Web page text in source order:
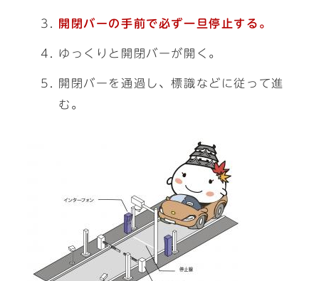
開閉バーの手前で必ず一旦停止する。
ゆっくりと開閉バーが開く。
開閉バーを通過し、標識などに従って進
む。